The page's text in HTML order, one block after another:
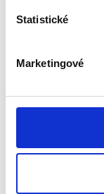
Statistické
Marketingové
Umožňuje
předejít
Možnost
Záruka 5 let